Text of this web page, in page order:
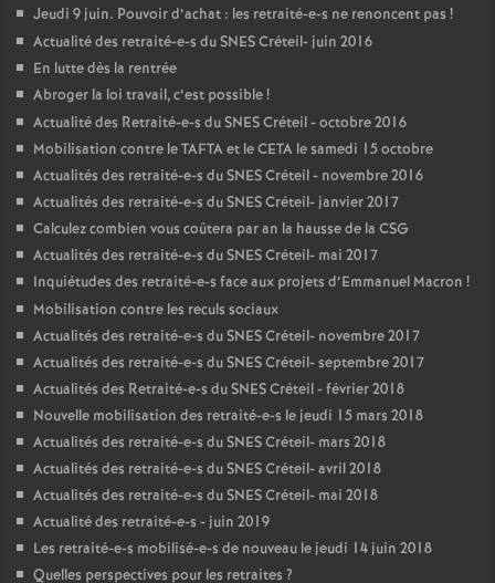
Jeudi 9 juin. Pouvoir d’achat : les retraité-e-s ne renoncent pas !
Actualité des retraité-e-s duSNESCréteil- juin 2016
En lutte dès la rentrée
Abroger la loi travail, c’est possible!
Actualité des Retraité-e-s duSNESCréteil - octobre 2016
Mobilisation contre leTAFTAet leCETA le samedi 15 octobre
Actualités des retraité-e-s duSNESCréteil - novembre 2016
Actualités des retraité-e-s duSNESCréteil- janvier 2017
Calculez combien vous coûtera par an la hausse de la CSG
Actualités des retraité-e-s duSNESCréteil- mai 2017
Inquiétudes des retraité-e-s face aux projets d’Emmanuel Macron !
Mobilisation contre les reculs sociaux
Actualités des retraité-e-s duSNESCréteil- novembre 2017
Actualités des retraité-e-s duSNESCréteil- septembre 2017
Actualités des Retraité-e-s duSNESCréteil - février 2018
Nouvelle mobilisation des retraité-e-s le jeudi 15 mars 2018
Actualités des retraité-e-s duSNESCréteil- mars 2018
Actualités des retraité-e-s duSNESCréteil- avril 2018
Actualités des retraité-e-s duSNESCréteil- mai 2018
Actualité des retraité-e-s - juin 2019
Les retraité-e-s mobilisé-e-s de nouveau le jeudi 14 juin 2018
Quelles perspectives pour les retraites ?